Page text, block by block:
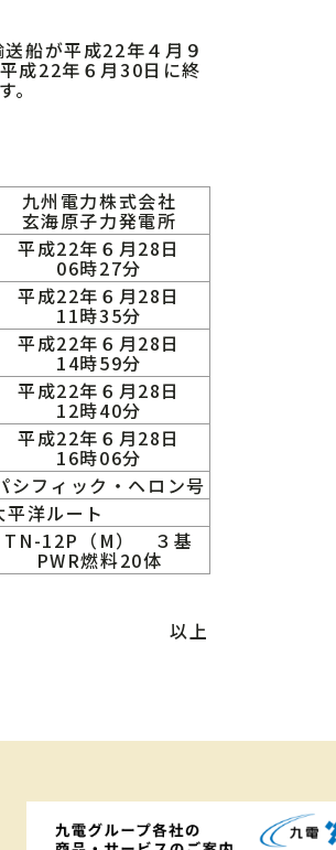
船が平成22年４月９
成22年６月30日に終
九州電力株式会社
玄海原子力発電所
平成22年６月28日
06時27分
平成22年６月28日
11時35分
平成22年６月28日
14時59分
平成22年６月28日
12時40分
平成22年６月28日
16時06分
シフィック・ヘロン号
洋ルート
TN-12P（M） ３基
PWR燃料20体
以上